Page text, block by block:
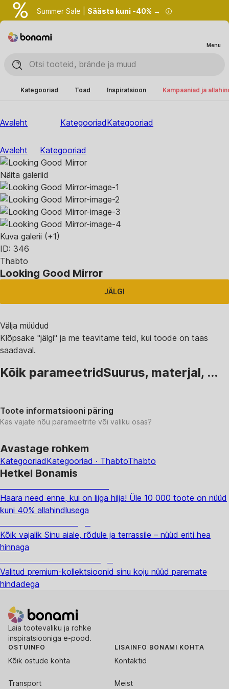
Summer Sale | Säästa kuni -40% →
Menu
Kategooriad Toad Inspiratsioon Kampaaniad ja
Avaleht KategooriadKategooriad
Avaleht Kategooriad
Näita galeriid
Kuva galerii (+1)
ID: 346
Thabto
Looking Good Mirror
JÄLGI
Välja müüdud
Klõpsake "jälgi" ja me teavitame teid, kui toode on taas
saadaval.
Kõik parameetridSuurus, materjal, ...
Toote informatsiooni päring
Kas vajate nõu parameetrite või valiku osas?
Avastage rohkem
KategooriadKategooriad · ThabtoThabto
Hetkel Bonamis
Haara need enne, kui on liiga hilja! Üle 10 000 toote on nüüd
kuni 40% allahindlusega
Kõik vajalik Sinu aiale, rõdule ja terrassile – nüüd eriti hea
hinnaga
Valitud premium-kollektsioonid sinu koju nüüd paremate
hindadega
Laia tootevaliku ja rohke
inspiratsiooniga e-pood.
OSTUINFO
Kõik ostude kohta
Transport
LISAINFO BONAMI KOHTA
Kontaktid
Meist